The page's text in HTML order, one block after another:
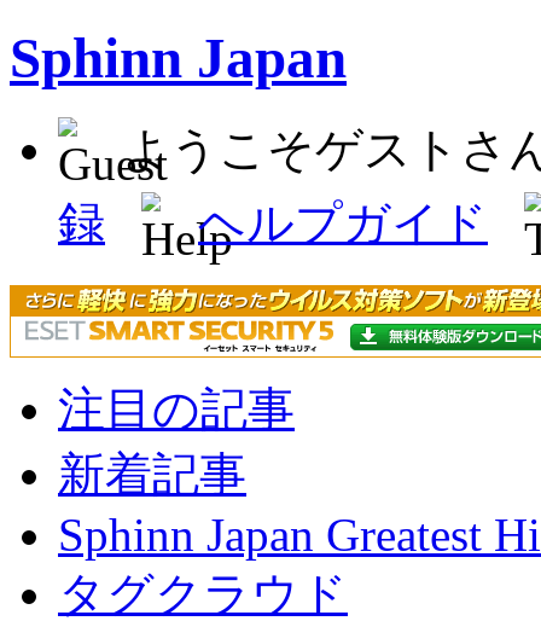
Sphinn Japan
ようこそゲスト
録
ヘルプガイド
注目の記事
新着記事
Sphinn Japan Greatest
タグクラウド